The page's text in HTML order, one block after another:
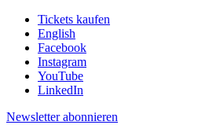
Tickets kaufen
English
Facebook
Instagram
YouTube
LinkedIn
Newsletter abonnieren